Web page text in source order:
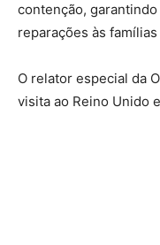
contenção,
reparações às
O relator especial da
visita ao Reino Unido